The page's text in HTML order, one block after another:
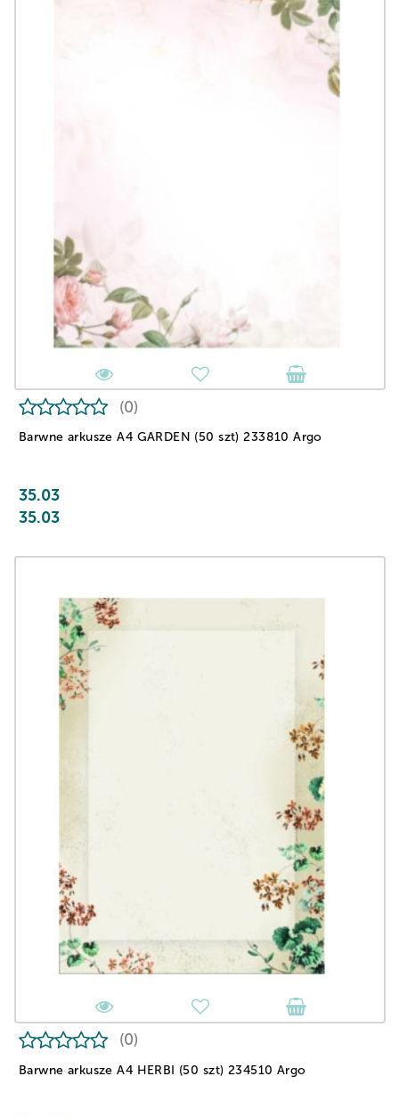
Barwne arkusze A4 GARDEN (50 szt) 233810 Argo
(0)
35.03
35.03
Barwne arkusze A4 HERBI (50 szt) 234510 Argo
(0)